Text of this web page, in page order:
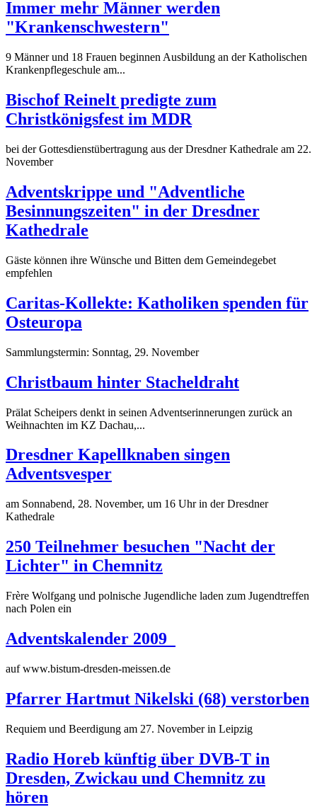
Immer mehr Männer werden
"Krankenschwestern"
9 Männer und 18 Frauen beginnen Ausbildung an der Katholischen
Krankenpflegeschule am...
Bischof Reinelt predigte zum
Christkönigsfest im MDR
bei der Gottesdienstübertragung aus der Dresdner Kathedrale am 22.
November
Adventskrippe und "Adventliche
Besinnungszeiten" in der Dresdner
Kathedrale
Gäste können ihre Wünsche und Bitten dem Gemeindegebet
empfehlen
Caritas-Kollekte: Katholiken spenden für
Osteuropa
Sammlungstermin: Sonntag, 29. November
Christbaum hinter Stacheldraht
Prälat Scheipers denkt in seinen Adventserinnerungen zurück an
Weihnachten im KZ Dachau,...
Dresdner Kapellknaben singen
Adventsvesper
am Sonnabend, 28. November, um 16 Uhr in der Dresdner
Kathedrale
250 Teilnehmer besuchen "Nacht der
Lichter" in Chemnitz
Frère Wolfgang und polnische Jugendliche laden zum Jugendtreffen
nach Polen ein
Adventskalender 2009
auf www.bistum-dresden-meissen.de
Pfarrer Hartmut Nikelski (68) verstorben
Requiem und Beerdigung am 27. November in Leipzig
Radio Horeb künftig über DVB-T in
Dresden, Zwickau und Chemnitz zu
hören